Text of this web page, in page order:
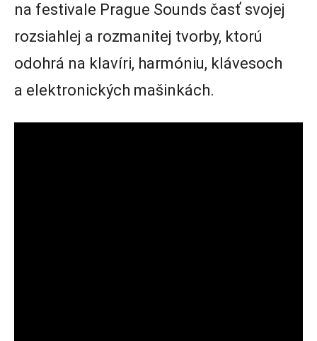
na festivale Prague Sounds časť svojej
rozsiahlej a rozmanitej tvorby, ktorú
odohrá na klavíri, harmóniu, klávesoch
a elektronických mašinkách.